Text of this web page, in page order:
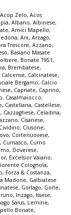
Acop Zelo, Acos
, Albano, Albinese,
, Amici Mapello,
, Arx, Arzago,
Trescore, Azzano,
, Basiano Masate
, Bonate 1951,
, Brembatese,
Calcense, Calcinatese,
Bergamo, Calcio
, Capriate, Caprino,
, Casalmaiocco,
, Castellana, Castellese,
, Cazzaghese, Celadina,
, Cisanese,
Cividino, Clusone,
, Cortenuovese,
, Curnasco, Curno
, Doverese,
, Excelsior Vaiano,
Colognola,
, Forza & Costanza,
Madone, Galbiatese
, Gorlago, Gorle,
, Inzago, Issese,
Salus, Lemine,
Bonate,